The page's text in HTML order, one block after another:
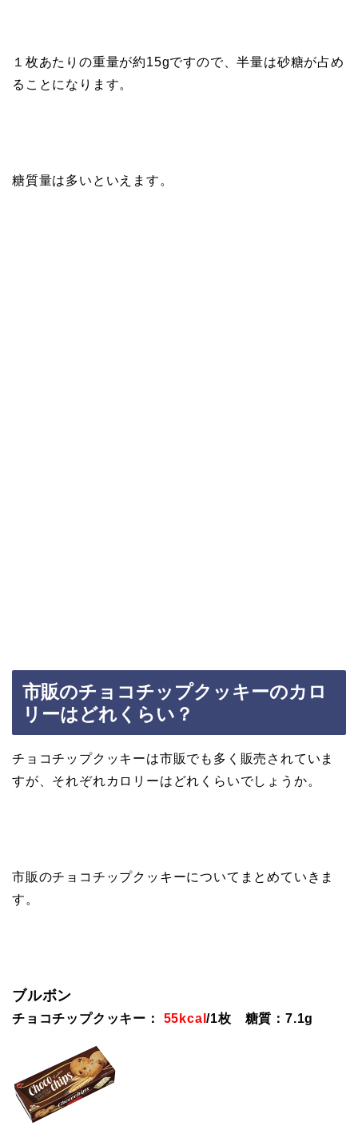
１枚あたりの重量が約15gですので、半量は砂糖が占め
ることになります。
糖質量は多いといえます。
市販のチョコチップクッキーのカロ
リーはどれくらい？
チョコチップクッキーは市販でも多く販売されていま
すが、それぞれカロリーはどれくらいでしょうか。
市販のチョコチップクッキーについてまとめていきま
す。
ブルボン
チョコチップクッキー： 55kcal/1枚 糖質：7.1g